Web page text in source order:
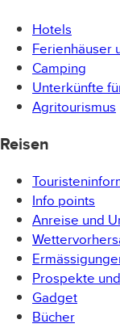
Hotels
Ferienhäuser
Camping
Unterkünfte
Agritourismus
Reisen
Info points
Anreise und
Prospekte
Gadget
Bücher